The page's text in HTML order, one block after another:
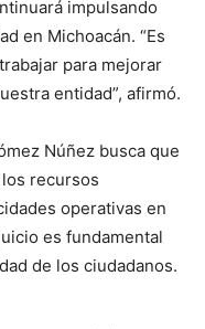
impulsando
en Michoacán. “Es
para mejorar
entidad”, afirmó.
Núñez busca que
recursos
operativas en
es fundamental
de los ciudadanos.